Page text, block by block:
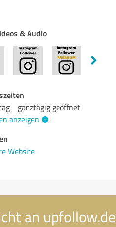
& Audio
ganztägig geöffnet
anzeigen
Website
an upfollow.de